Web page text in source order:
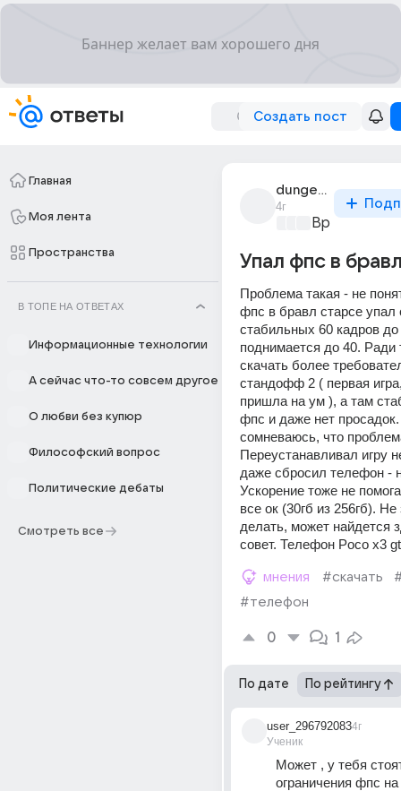
Создать пост
Главная
Моя лента
Пространства
В ТОПЕ НА ОТВЕТАХ
Информационные технологии
А сейчас что-то совсем другое
О любви без купюр
Философский вопрос
Политические дебаты
Смотреть все
dungeon_master_283
4г
Время игр
Упал фпс в
Проблема такая - не
фпс в бравл старсе упал
стабильных 60 кадров до
поднимается до 40. Ради
скачать более
стандофф 2 ( первая
пришла на ум ), а там
фпс и даже нет
сомневаюсь, что
Переустанавливал игру
даже сбросил телефон -
Ускорение тоже не
все ок (30гб из 256гб).
делать, может найдется
совет. Телефон Poco x3 gt
мнения #скачать
#телефон
0 1
По дате По рейтингу
user_296792083
Ученик
4г
Может , у тебя
ограничения фпс